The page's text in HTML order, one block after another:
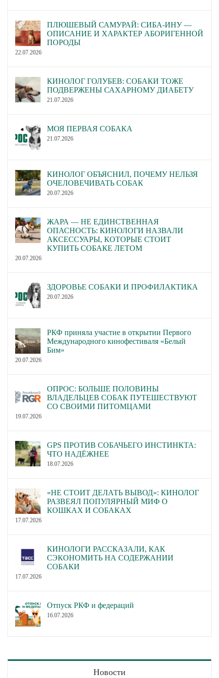
ПЛЮШЕВЫЙ САМУРАЙ: СИБА-ИНУ —
ОПИСАНИЕ И ХАРАКТЕР АБОРИГЕННОЙ
ПОРОДЫ
22.07.2026
КИНОЛОГ ГОЛУБЕВ: СОБАКИ ТОЖЕ
ПОДВЕРЖЕНЫ САХАРНОМУ ДИАБЕТУ
21.07.2026
МОЯ ПЕРВАЯ СОБАКА
21.07.2026
КИНОЛОГ ОБЪЯСНИЛ, ПОЧЕМУ НЕЛЬЗЯ
ОЧЕЛОВЕЧИВАТЬ СОБАК
20.07.2026
ЖАРА — НЕ ЕДИНСТВЕННАЯ
ОПАСНОСТЬ: КИНОЛОГИ НАЗВАЛИ
АКСЕССУАРЫ, КОТОРЫЕ СТОИТ
КУПИТЬ СОБАКЕ ЛЕТОМ
20.07.2026
ЗДОРОВЬЕ СОБАКИ И ПРОФИЛАКТИКА
20.07.2026
РКФ приняла участие в открытии Первого
Международного кинофестиваля «Белый
Бим»
20.07.2026
ОПРОС: БОЛЬШЕ ПОЛОВИНЫ
ВЛАДЕЛЬЦЕВ СОБАК ПУТЕШЕСТВУЮТ
СО СВОИМИ ПИТОМЦАМИ
19.07.2026
GPS ПРОТИВ СОБАЧЬЕГО ИНСТИНКТА:
ЧТО НАДЁЖНЕЕ
18.07.2026
«НЕ СТОИТ ДЕЛАТЬ ВЫВОД»: КИНОЛОГ
РАЗВЕЯЛ ПОПУЛЯРНЫЙ МИФ О
КОШКАХ И СОБАКАХ
17.07.2026
КИНОЛОГИ РАССКАЗАЛИ, КАК
СЭКОНОМИТЬ НА СОДЕРЖАНИИ
СОБАКИ
17.07.2026
Отпуск РКФ и федераций
16.07.2026
Новости